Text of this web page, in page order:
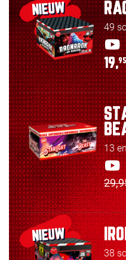
NIEUW
49
19,95
13
NIEUW
38